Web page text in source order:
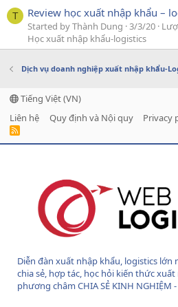
T Review học xuất nhập khẩu –
Started by Thành Dung 3/3/20
Học xuất nhập khẩu-logistics
Dịch vụ doanh nghiệp xuất nhập khẩu-
Tiếng Việt (VN)
Liên hệ
Quy định và Nội quy Privacy
R
Diễn đàn xuất nhập khẩu, logistics lớn
chia sẻ, hợp tác, học hỏi kiến thức
phương châm CHIA SẺ KINH NGHIỆM -